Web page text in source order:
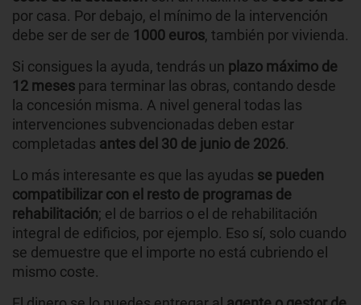
por casa. Por debajo, el mínimo de la intervención
debe ser de ser de 1000 euros, también por vivienda.
Si consigues la ayuda, tendrás un plazo máximo de
12 meses para terminar las obras, contando desde
la concesión misma. A nivel general todas las
intervenciones subvencionadas deben estar
completadas antes del 30 de junio de 2026.
Lo más interesante es que las ayudas se pueden
compatibilizar con el resto de programas de
rehabilitación; el de barrios o el de rehabilitación
integral de edificios, por ejemplo. Eso sí, solo cuando
se demuestre que el importe no está cubriendo el
mismo coste.